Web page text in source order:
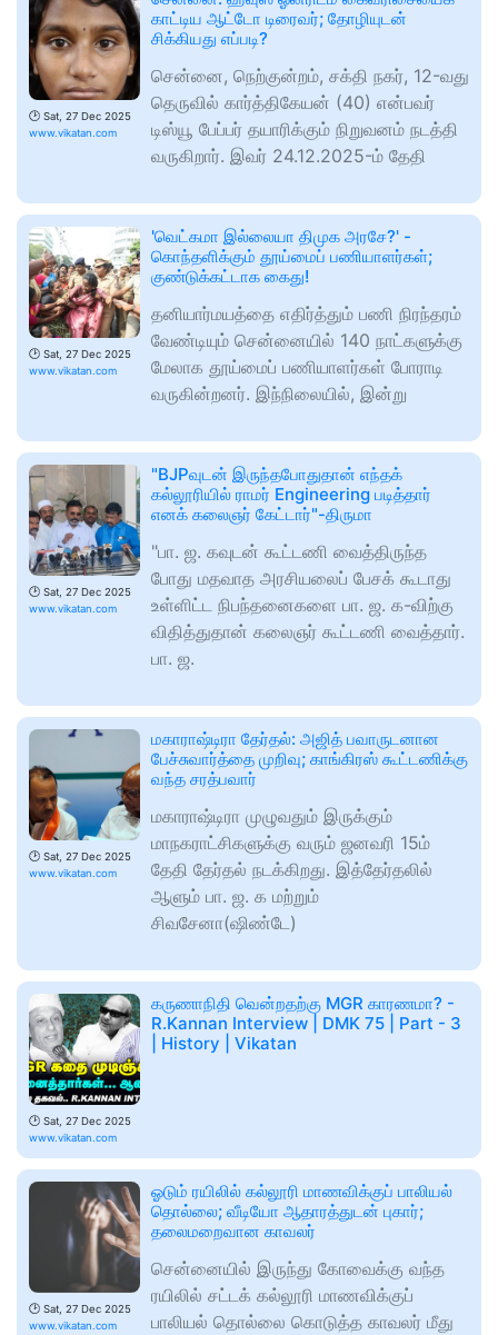
🕑 Sat, 27 Dec 2025
www.vikatan.com
காட்டிய ஆட்டோ டிரைவர்; தோழியுடன்
சிக்கியது எப்படி?
சென்னை, நெற்குன்றம், சக்தி நகர், 12-வது
தெருவில் கார்த்திகேயன் (40) என்பவர்
டிஸ்யூ பேப்பர் தயாரிக்கும் நிறுவனம் நடத்தி
வருகிறார். இவர் 24.12.2025-ம் தேதி
🕑 Sat, 27 Dec 2025
www.vikatan.com
'வெட்கமா இல்லையா திமுக அரசே?' -
கொந்தளிக்கும் தூய்மைப் பணியாளர்கள்;
குண்டுக்கட்டாக கைது!
தனியார்மயத்தை எதிர்த்தும் பணி நிரந்தரம்
வேண்டியும் சென்னையில் 140 நாட்களுக்கு
மேலாக தூய்மைப் பணியாளர்கள் போராடி
வருகின்றனர். இந்நிலையில், இன்று
🕑 Sat, 27 Dec 2025
www.vikatan.com
"BJPவுடன் இருந்தபோதுதான் எந்தக்
கல்லூரியில் ராமர் Engineering படித்தார்
எனக் கலைஞர் கேட்டார்"-திருமா
"பா. ஜ. கவுடன் கூட்டணி வைத்திருந்த
போது மதவாத அரசியலைப் பேசக் கூடாது
உள்ளிட்ட நிபந்தனைகளை பா. ஜ. க-விற்கு
விதித்துதான் கலைஞர் கூட்டணி வைத்தார்.
பா. ஜ.
🕑 Sat, 27 Dec 2025
www.vikatan.com
மகாராஷ்டிரா தேர்தல்: அஜித் பவாருடனான
பேச்சுவார்த்தை முறிவு; காங்கிரஸ் கூட்டணிக்கு
வந்த சரத்பவார்
மகாராஷ்டிரா முழுவதும் இருக்கும்
மாநகராட்சிகளுக்கு வரும் ஜனவரி 15ம்
தேதி தேர்தல் நடக்கிறது. இத்தேர்தலில்
ஆளும் பா. ஜ. க மற்றும்
சிவசேனா(ஷிண்டே)
🕑 Sat, 27 Dec 2025
www.vikatan.com
கருணாநிதி வென்றதற்கு MGR காரணமா? -
R.Kannan Interview | DMK 75 | Part - 3
| History | Vikatan
🕑 Sat, 27 Dec 2025
www.vikatan.com
ஓடும் ரயிலில் கல்லூரி மாணவிக்குப் பாலியல்
தொல்லை; வீடியோ ஆதாரத்துடன் புகார்;
தலைமறைவான காவலர்
சென்னையில் இருந்து கோவைக்கு வந்த
ரயிலில் சட்டக் கல்லூரி மாணவிக்குப்
பாலியல் தொல்லை கொடுத்த காவலர் மீது